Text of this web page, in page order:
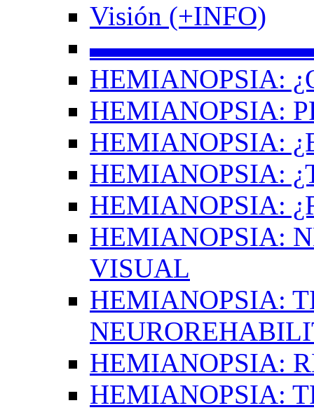
Visión (+INFO)
HEMIANOPSIA:
HEMIANOPSIA:
HEMIANOPSIA:
HEMIANOPSIA:
HEMIANOPSIA:
HEMIANOPSIA:
VISUAL
HEMIANOPSIA:
HEMIANOPSIA:
HEMIANOPSIA: